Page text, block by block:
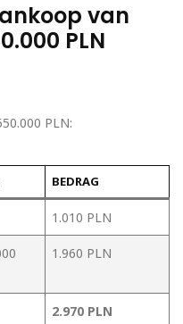
van
PLN
PLN:
BEDRAG
1.010 PLN
1.960 PLN
2.970 PLN